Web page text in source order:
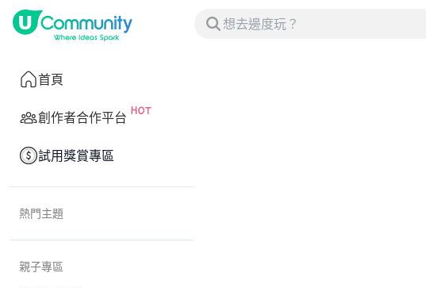
首頁
創作者合作平台
試用獎賞專區
熱門主題
親子專區